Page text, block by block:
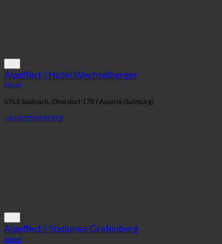
Alpeffect | Hotel Wechselberger
Hotel
5753 Saalbach, Oberdorf 178 | Austria (Salzburg)
+43 (0)720 817373
Alpeffect | Stațiunea Grafenberg
Hotel